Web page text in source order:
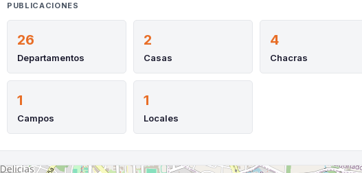
PUBLICACIONES
26
Departamentos
2
Casas
4
Chacras
1
Campos
1
Locales